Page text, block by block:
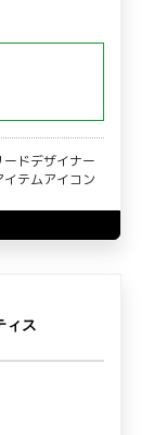
ドデザイナー
テムアイコン
ィス